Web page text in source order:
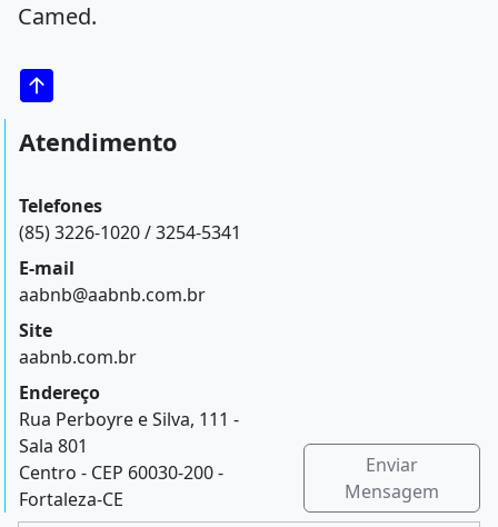
Camed.
Atendimento
Telefones
(85) 3226-1020 / 3254-5341
E-mail
aabnb@aabnb.com.br
Site
aabnb.com.br
Endereço
Rua Perboyre e Silva, 111 -
Sala 801
Centro - CEP 60030-200 -
Fortaleza-CE
Enviar
Mensagem